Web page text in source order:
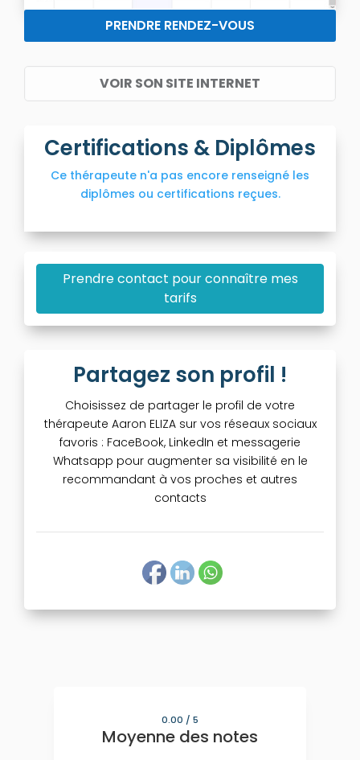
PRENDRE RENDEZ-VOUS
VOIR SON SITE INTERNET
Certifications & Diplômes
Ce thérapeute n'a pas encore renseigné les
diplômes ou certifications reçues.
Prendre contact pour connaître mes
tarifs
Partagez son profil !
Choisissez de partager le profil de votre
thérapeute Aaron ELIZA sur vos réseaux sociaux
favoris : FaceBook, LinkedIn et messagerie
Whatsapp pour augmenter sa visibilité en le
recommandant à vos proches et autres
contacts
0.00 / 5
Moyenne des notes